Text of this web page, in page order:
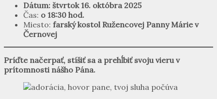
Dátum: štvrtok 16. októbra 2025
Čas: o 18:30 hod.
Miesto: farský kostol Ružencovej Panny Márie v
Černovej
Príďte načerpať, stíšiť sa a prehĺbiť svoju vieru v
prítomnosti nášho Pána.